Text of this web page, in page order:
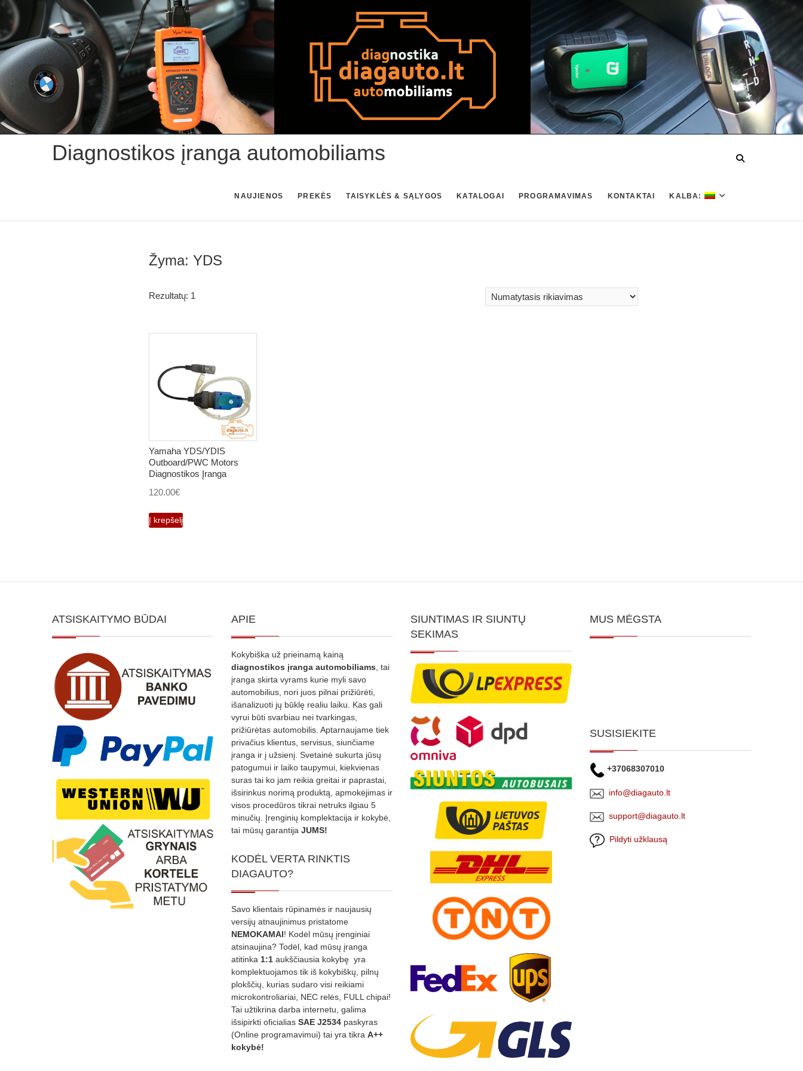
Skip
content
Diagnostikos įranga automobiliams
NAUJIENOS PREKĖS TAISYKLĖS & SĄLYGOS KATALOGAI PROGRAMAVIMAS KONTAKTAI KALBA:
Žyma: YDS
Rezultatų: 1
Yamaha YDS/YDIS
Outboard/PWC Motors
Diagnostikos Įranga
120.00€
Į krepšelį
ATSISKAITYMO BŪDAI APIE
Kokybiška už prieinamą kainą
diagnostikos įranga automobiliams , tai
įranga skirta vyrams kurie myli savo
automobilius, nori juos pilnai prižiūrėti,
išanalizuoti jų būklę realiu laiku. Kas gali
vyrui būti svarbiau nei tvarkingas,
prižiūrėtas automobilis. Aptarnaujame tiek
privačius klientus, servisus, siunčiame
įranga ir į užsienį. Svetainė sukurta jūsų
patogumui ir laiko taupymui, kiekvienas
suras tai ko jam reikia greitai ir paprastai,
išsirinkus norimą produktą, apmokėjimas ir
visos procedūros tikrai netruks ilgiau 5
minučių. Įrenginių komplektacija ir kokybė,
tai mūsų garantija JUMS!
KODĖL VERTA RINKTIS
DIAGAUTO?
Savo klientais rūpinamės ir naujausių
versijų atnaujinimus pristatome
NEMOKAMAI! Kodėl mūsų įrenginiai
atsinaujina? Todėl, kad mūsų įranga
atitinka 1:1 aukščiausia kokybę yra
komplektuojamos tik iš kokybiškų, pilnų
plokščių, kurias sudaro visi reikiami
microkontroliariai, NEC relės, FULL chipai!
Tai užtikrina darba internetu, galima
išsipirkti oficialias SAE J2534 paskyras
(Online programavimui) tai yra tikra A++
kokybė!
SIUNTIMAS IR SIUNTŲ
SEKIMAS
MUS MĖGSTA
SUSISIEKITE
+37068307010
info@diagauto.lt
support@diagauto.lt
Pildyti užklausą